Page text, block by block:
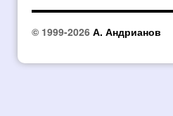
© 1999-2026 А. Андрианов